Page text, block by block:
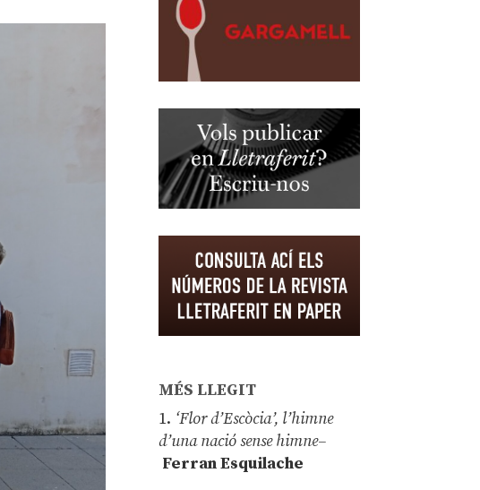
MÉS LLEGIT
1. ‘Flor d’Escòcia’, l’himne
d’una nació sense himne–
Ferran Esquilache